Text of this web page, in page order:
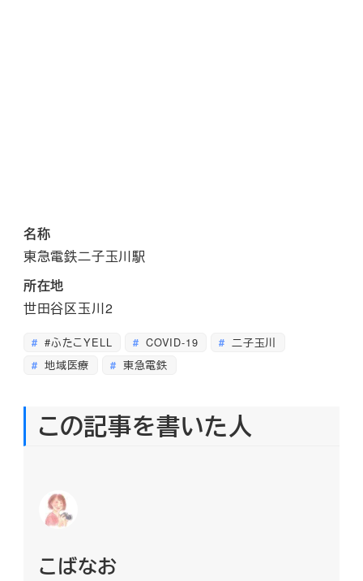
名称
東急電鉄二子玉川駅
所在地
世田谷区玉川2
#ふたこYELL COVID-19
二子玉川
地域医療
東急電鉄
この記事を書いた人
こばなお